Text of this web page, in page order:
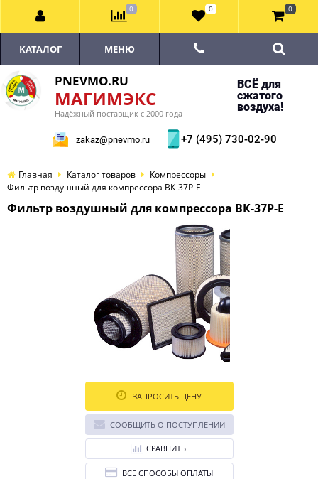
PNEVMO.RU
МАГИМЭКС
Надёжный поставщик с 2000 года
ВСЁ для
сжатого
воздуха!
zakaz@pnevmo.ru +7 (495) 730-02-90
КАТАЛОГ МЕНЮ
Главная Каталог товаров
Компрессоры
Фильтр воздушный для компрессора ВК-37Р-E
Фильтр воздушный для компрессора ВК-37Р-E
ЗАПРОСИТЬ ЦЕНУ
СООБЩИТЬ О ПОСТУПЛЕНИИ
СРАВНИТЬ
ВСЕ СПОСОБЫ ОПЛАТЫ
0 0 0